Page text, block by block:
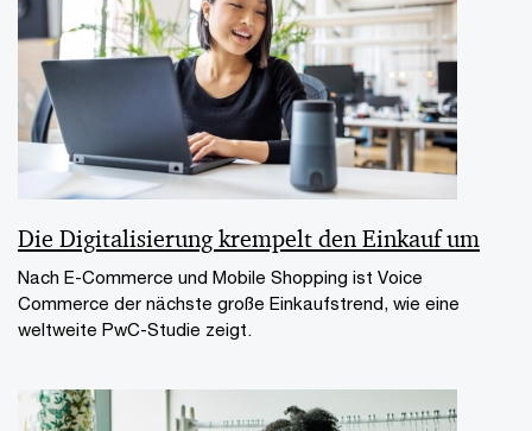
Die Digitalisierung krempelt den Einkauf um
Nach E-Commerce und Mobile Shopping ist Voice
Commerce der nächste große Einkaufstrend, wie eine
weltweite PwC-Studie zeigt.